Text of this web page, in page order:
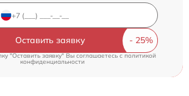
Оставить заявку
"Оставить заявку" Вы соглашаетесь cполитикой
конфиденциальности